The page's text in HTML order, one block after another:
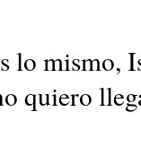
lo mismo,
quiero